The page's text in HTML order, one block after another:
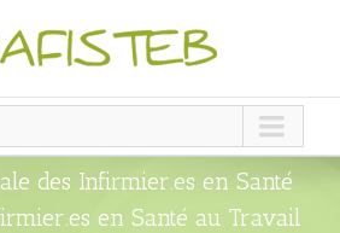
des Infirmier.es en Santé
en Santé au Travail